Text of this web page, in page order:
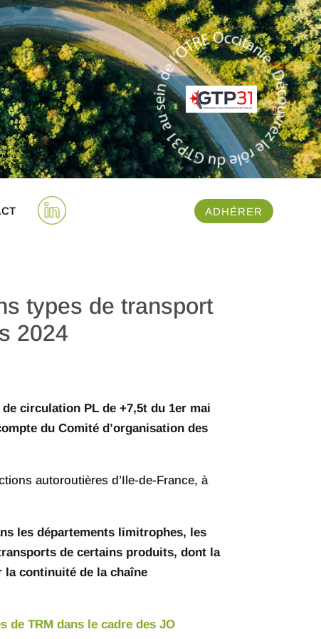
ADHÉRER
types de transport
2024
circulation PL de +7,5t du 1er mai
du Comité d’organisation des
autoroutières d’Ile-de-France, à
les départements limitrophes, les
de certains produits, dont la
la continuité de la chaîne
de TRM dans le cadre des JO